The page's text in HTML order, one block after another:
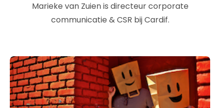
Marieke van Zuien is directeur corporate
communicatie & CSR bij Cardif.